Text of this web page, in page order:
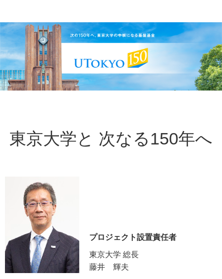
東京大学と 次なる150年へ
プロジェクト設置責任者
東京大学 総長
藤井 輝夫